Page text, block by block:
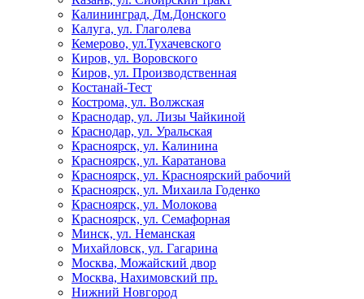
Калининград, Дм.Донского
Калуга, ул. Глаголева
Кемерово, ул.Тухачевского
Киров, ул. Воровского
Киров, ул. Производственная
Костанай-Тест
Кострома, ул. Волжская
Краснодар, ул. Лизы Чайкиной
Краснодар, ул. Уральская
Красноярск, ул. Калинина
Красноярск, ул. Каратанова
Красноярск, ул. Красноярский рабочий
Красноярск, ул. Михаила Годенко
Красноярск, ул. Молокова
Красноярск, ул. Семафорная
Минск, ул. Неманская
Михайловск, ул. Гагарина
Москва, Можайский двор
Москва, Нахимовский пр.
Нижний Новгород